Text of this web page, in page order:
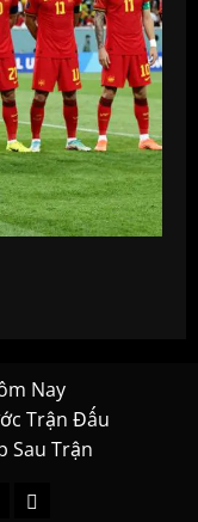
Nay
Trận Đấu
Sau Trận
Tổng